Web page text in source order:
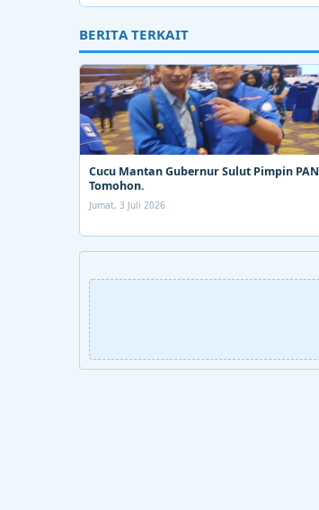
BERITA TERKAIT
Cucu Mantan Gubernur Sulut Pimpin PAN
Tomohon.
Jumat, 3 Juli 2026